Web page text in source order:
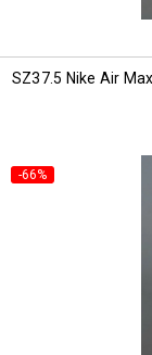
SZ37.5 Nike Air
-66%